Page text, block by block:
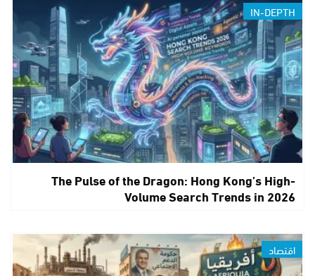
IN-DEPTH
The Pulse of the Dragon: Hong Kong’s High-
Volume Search Trends in 2026
اقتصاد